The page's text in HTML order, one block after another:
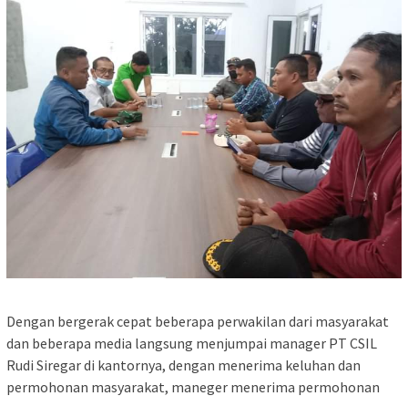
Dengan bergerak cepat beberapa perwakilan dari masyarakat
dan beberapa media langsung menjumpai manager PT CSIL
Rudi Siregar di kantornya, dengan menerima keluhan dan
permohonan masyarakat, maneger menerima permohonan